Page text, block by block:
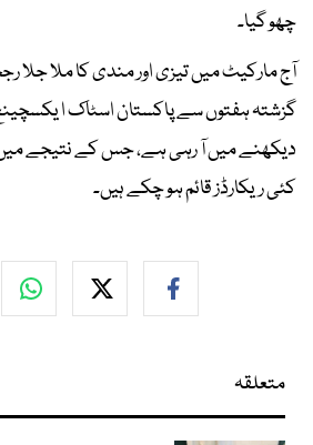
چھو گیا۔
آج مارکیٹ میں تیزی اور مندی کا ملا
گزشتہ ہفتوں سے پاکستان اسٹاک ا
دیکھنے میں آ رہی ہے، جس کے نتیجے
کئی ریکارڈز قائم ہو چکے ہیں۔
متعلقہ